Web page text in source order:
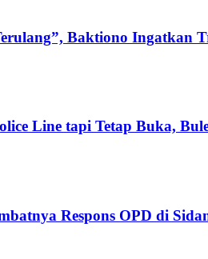
Baktiono Ingatkan
Line tapi Tetap Buka,
Respons OPD di